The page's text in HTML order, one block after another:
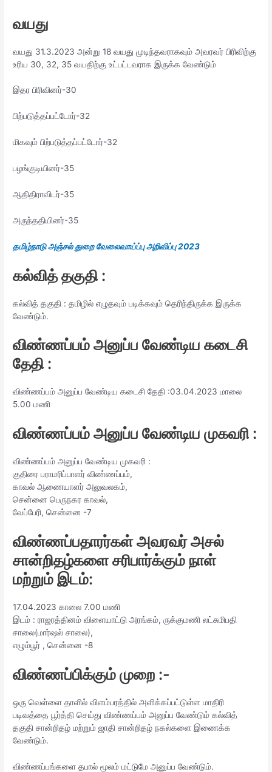
வயது
வயது 31.3.2023 அன்று 18 வயது முடிந்தவராகவும் அவரவர் பிரிவிற்கு
உரிய 30, 32, 35 வயதிற்கு உட்பட்டவராக இருக்க வேண்டும்
இதர பிரிவினர்-30
பிற்படுத்தப்பட்டோர்-32
மிகவும் பிற்படுத்தப்பட்டோர்-32
பழங்குடியினர்-35
ஆதிதிராவிடர்-35
அருந்ததியினர்-35
தமிழ்நாடு அஞ்சல் துறை வேலைவாய்ப்பு அறிவிப்பு 2023
கல்வித் தகுதி :
கல்வித் தகுதி : தமிழில் எழுதவும் படிக்கவும் தெரிந்திருக்க இருக்க
வேண்டும்.
விண்ணப்பம் அனுப்ப வேண்டிய கடைசி
தேதி :
விண்ணப்பம் அனுப்ப வேண்டிய கடைசி தேதி :03.04.2023 மாலை
5.00 மணி
விண்ணப்பம் அனுப்ப வேண்டிய முகவரி :
விண்ணப்பம் அனுப்ப வேண்டிய முகவரி :
குதிரை பராமரிப்பாளர் விண்ணப்பம்,
காவல் ஆணையாளர் அலுவலகம்,
சென்னை பெருநகர காவல்,
வேப்பேரி, சென்னை -7
விண்ணப்பதாரர்கள் அவரவர் அசல்
சான்றிதழ்களை சரிபார்க்கும் நாள்
மற்றும் இடம்:
17.04.2023 காலை 7.00 மணி
இடம் : ராஜரத்தினம் விளையாட்டு அரங்கம், ருக்குமணி லட்சுமிபதி
சாலை(மார்ஷல் சாலை),
எழும்பூர் , சென்னை -8
விண்ணப்பிக்கும் முறை :-
ஒரு வெள்ளை தாளில் விளம்பரத்தில் அளிக்கப்பட்டுள்ள மாதிரி
படிவத்தை பூர்த்தி செய்து விண்ணப்பம் அனுப்ப வேண்டும் கல்வித்
தகுதி சான்றிதழ் மற்றும் ஜாதி சான்றிதழ் நகல்களை இணைக்க
வேண்டும்.
விண்ணப்பங்களை தபால் மூலம் மட்டுமே அனுப்ப வேண்டும்.